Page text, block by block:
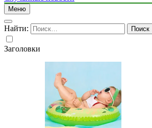
Меню
Найти:
Заголовки